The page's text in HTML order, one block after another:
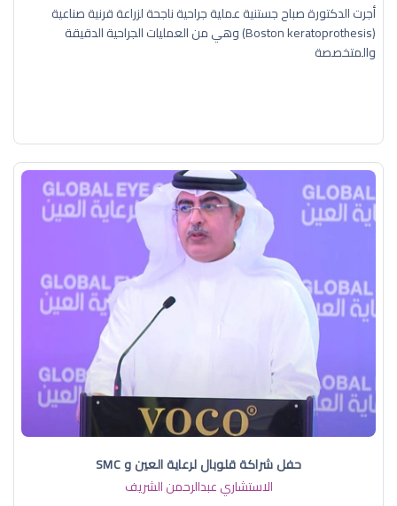
أجرت الدكتورة صباح جستنية عملية جراحية ناجحة لزراعة قرنية صناعية
(Boston keratoprothesis) وهي من العمليات الجراحية الدقيقة
والمتخصصة
حفل شراكة قلوبال لرعاية العين و SMC
الاستشاري عبدالرحمن الشريف